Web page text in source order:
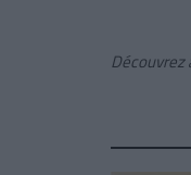
Découvrez